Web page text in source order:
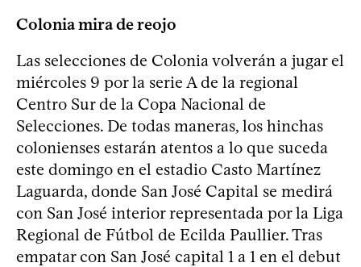
Colonia mira de reojo
Las selecciones de Colonia volverán a jugar el
miércoles 9 por la serie A de la regional
Centro Sur de la Copa Nacional de
Selecciones. De todas maneras, los hinchas
colonienses estarán atentos a lo que suceda
este domingo en el estadio Casto Martínez
Laguarda, donde San José Capital se medirá
con San José interior representada por la Liga
Regional de Fútbol de Ecilda Paullier. Tras
empatar con San José capital 1 a 1 en el debut